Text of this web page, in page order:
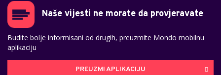
Naše vijesti ne morate da provjeravate
Budite bolje informisani od drugih, preuzmite Mondo mobilnu
aplikaciju
PREUZMI APLIKACIJU